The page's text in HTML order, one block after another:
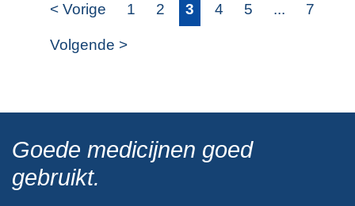
< Vorige 1 2 3 4 5 ... 7
Volgende >
Goede medicijnen goed
gebruikt.